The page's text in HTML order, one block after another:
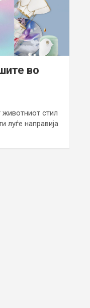
во
животниот стил
луѓе направија